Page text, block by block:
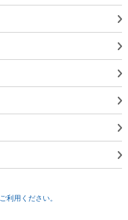
利用ください。